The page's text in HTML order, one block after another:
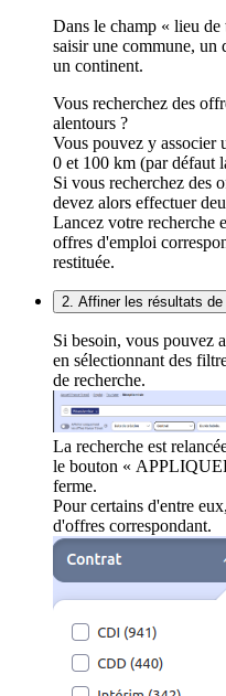
Dans le champ « lieu
saisir une commune, un
un continent.
Vous recherchez des
alentours ?
Vous pouvez y associer
0 et 100 km (par défaut
Si vous recherchez des
devez alors effectuer
Lancez votre recherche
offres d'emploi
restituée.
2. Affiner les résultats
Si besoin, vous pouvez
en sélectionnant des
de recherche.
La recherche est
le bouton «
ferme.
Pour certains d'entre
d'offres correspondant.